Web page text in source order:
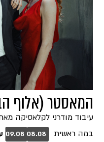
המאסטר (אלוף
עיבוד מודרני לקלאסיקה
במה ראשית
08.08
09.08